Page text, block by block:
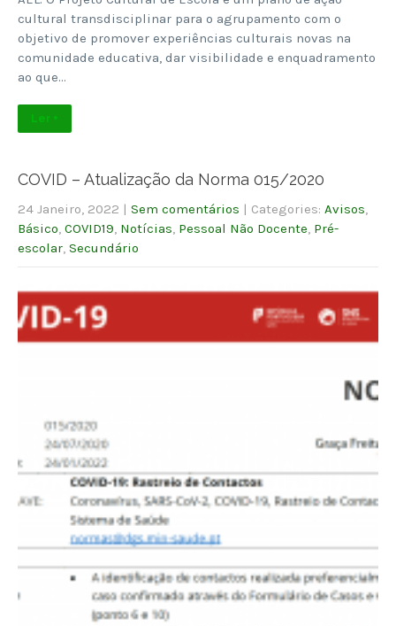
cultural transdisciplinar para o agrupamento com o
objetivo de promover experiências culturais novas na
comunidade educativa, dar visibilidade e enquadramento
ao que…
Ler +
COVID – Atualização da Norma 015/2020
24 Janeiro, 2022 | Sem comentários | Categories: Avisos
Básico COVID19 Notícias Pessoal Não Docente Pré-
escolar Secundário